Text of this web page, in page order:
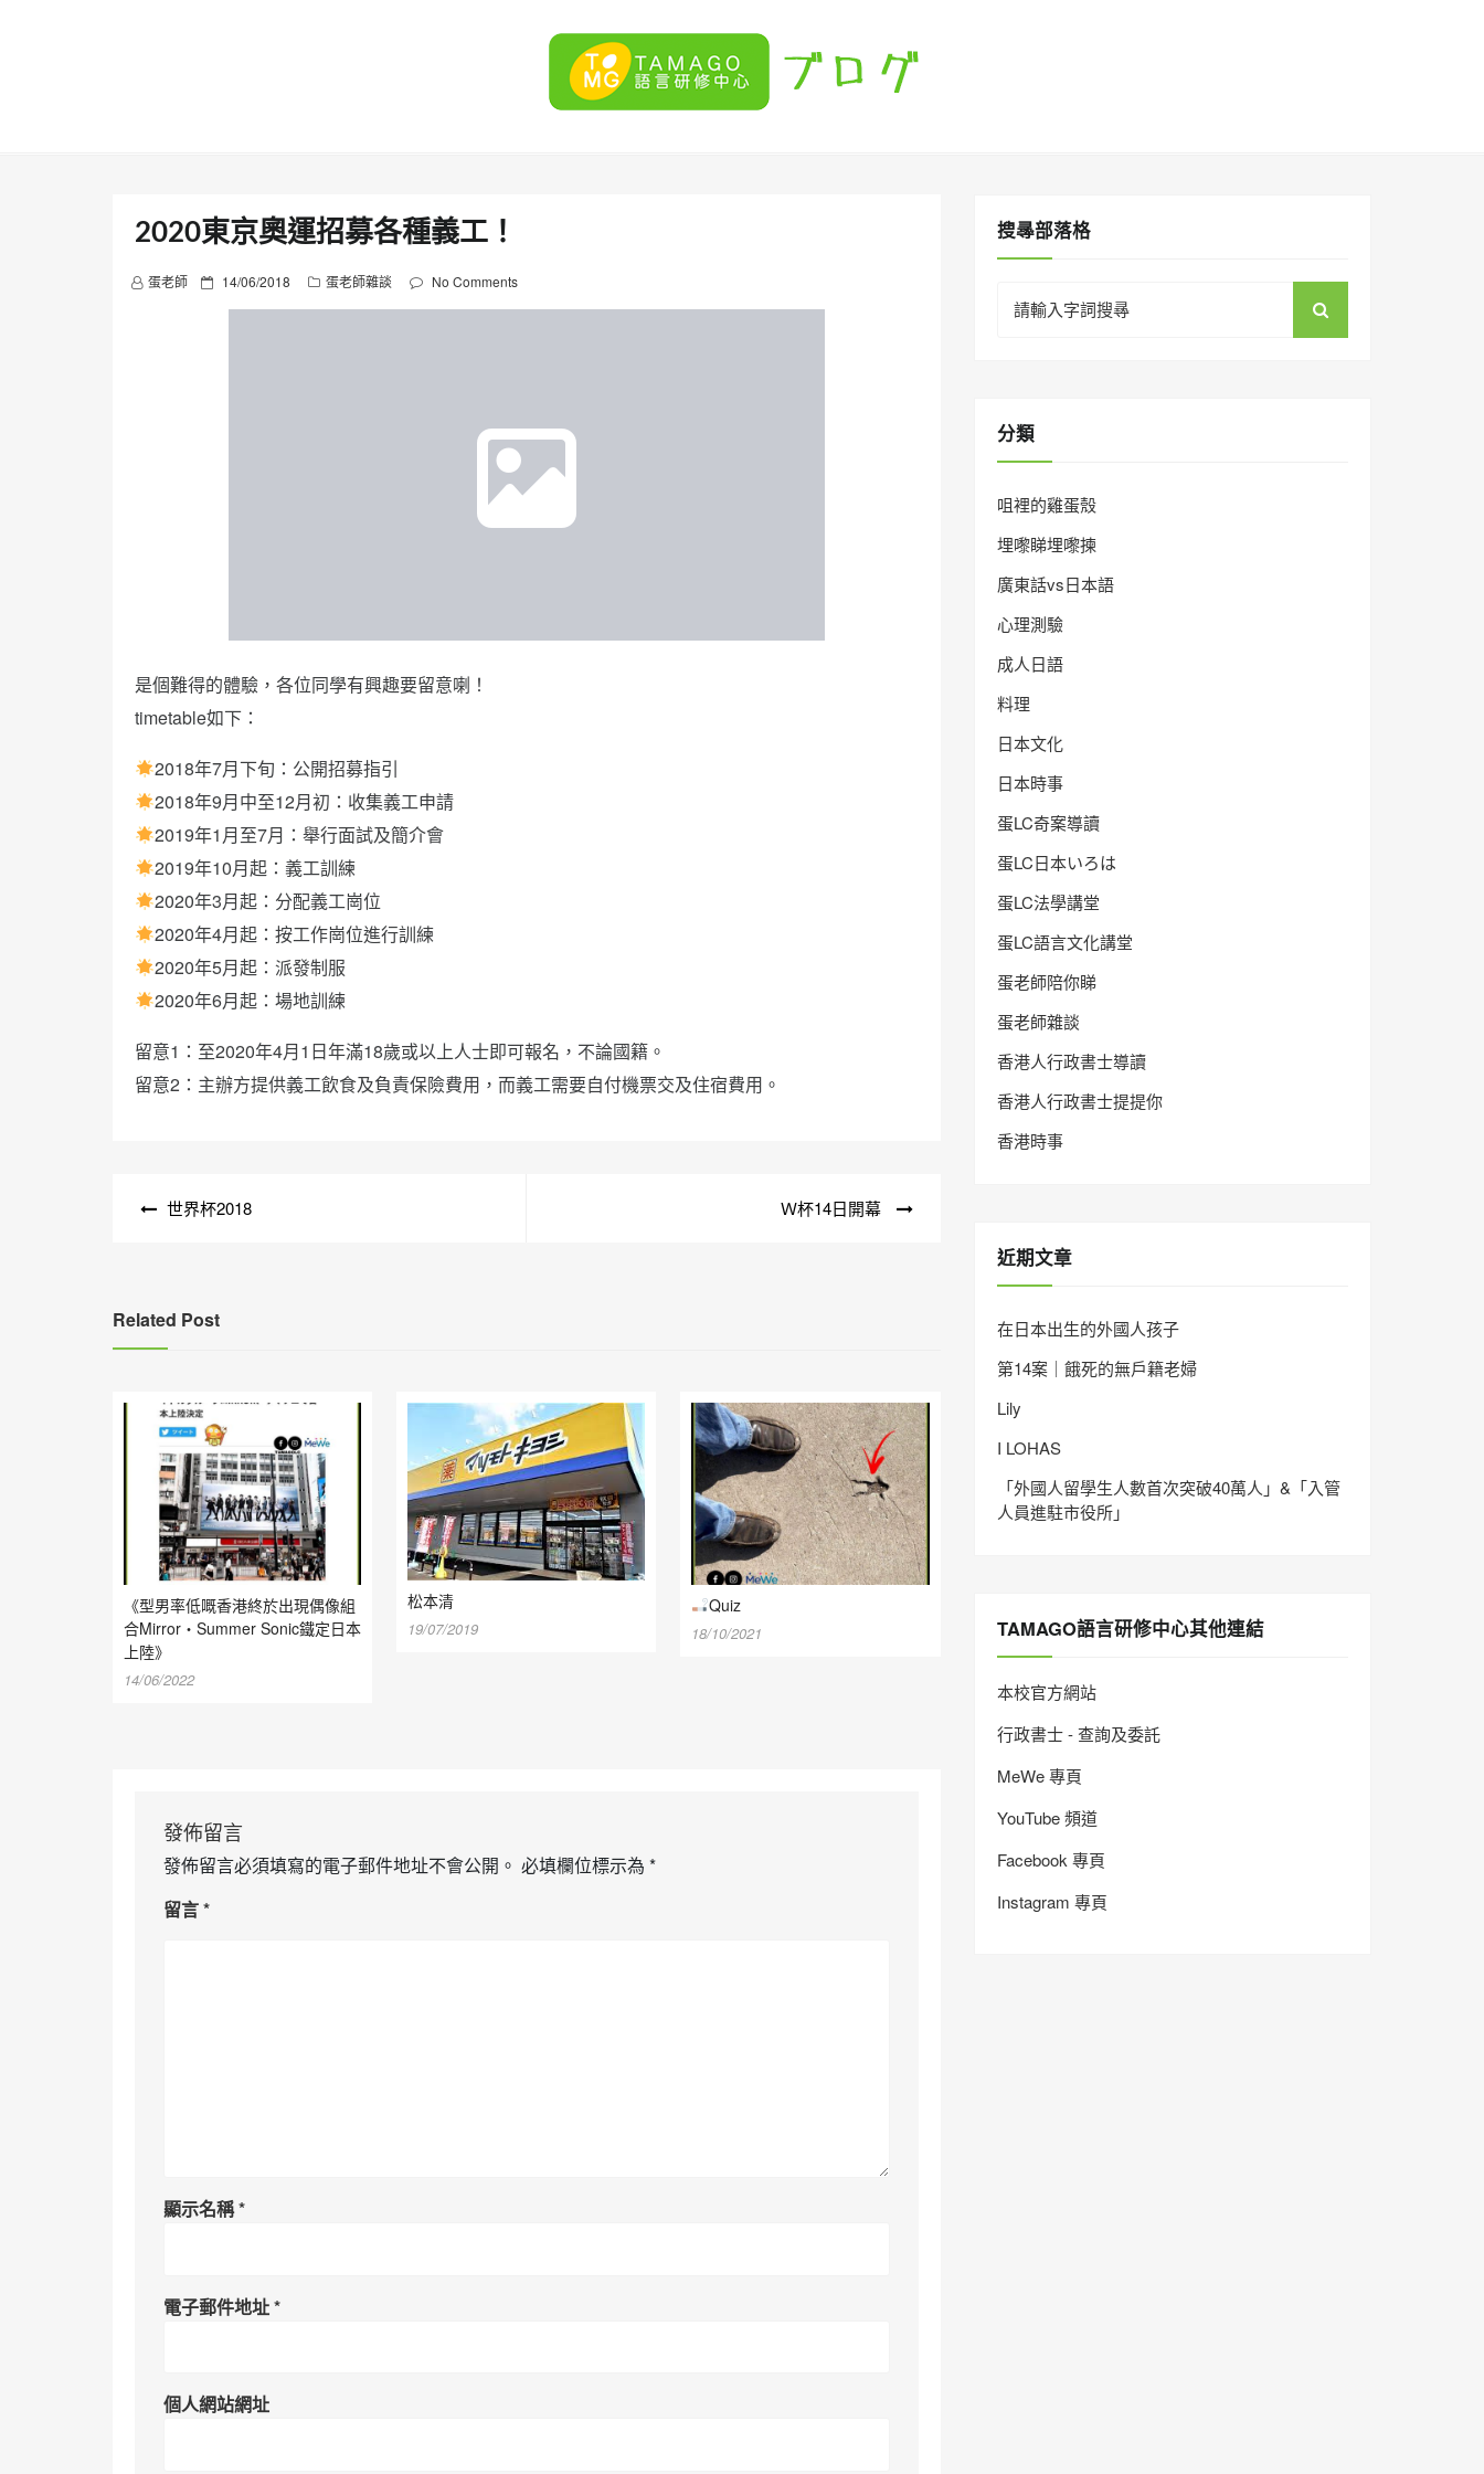
2020東京奧運招募各種義工！
蛋老師
P 14/06/2018 蛋老師雜談 No Comments
是個難得的體驗，各位同學有興趣要留意喇！
timetable如下：
2018年7月下旬：公開招募指引
2018年9月中至12月初：收集義工申請
2019年1月至7月：舉行面試及簡介會
2019年10月起：義工訓練
2020年3月起：分配義工崗位
2020年4月起：按工作崗位進行訓練
2020年5月起：派發制服
2020年6月起：場地訓練
留意1：至2020年4月1日年滿18歲或以上人士即可報名，不論國籍。
留意2：主辦方提供義工飲食及負責保險費用，而義工需要自付機票交及住宿費用。
世界杯2018 Ｗ杯14日開幕
Related Post
《型男率低嘅香港終於出現偶像組
合Mirror・Summer Sonic鐵定日本
上陸》
14/06/2022
松本清
19/07/2019
Quiz
18/10/2021
發佈留言
發佈留言必須填寫的電子郵件地址不會公開。 必填欄位標示為 *
留言*
顯示名稱*
電子郵件地址*
個人網站網址
搜㝷部落格
for:
分類
咀裡的雞蛋殼
埋嚟睇埋嚟揀
廣東話vs日本語
心理測驗
成人日語
料理
日本文化
日本時事
蛋LC奇案導讀
蛋LC日本いろは
蛋LC法學講堂
蛋LC語言文化講堂
蛋老師陪你睇
蛋老師雜談
香港人行政書士導讀
香港人行政書士提提你
香港時事
近期文章
在日本出生的外國人孩子
第14案｜餓死的無戶籍老婦
Lily
I LOHAS
「外國人留學生人數首次突破40萬人」&「入管
人員進駐市役所」
TAMAGO語言研修中心其他連結
本校官方網站
行政書士 - 查詢及委託
MeWe 專頁
YouTube 頻道
Facebook 專頁
Instagram 專頁